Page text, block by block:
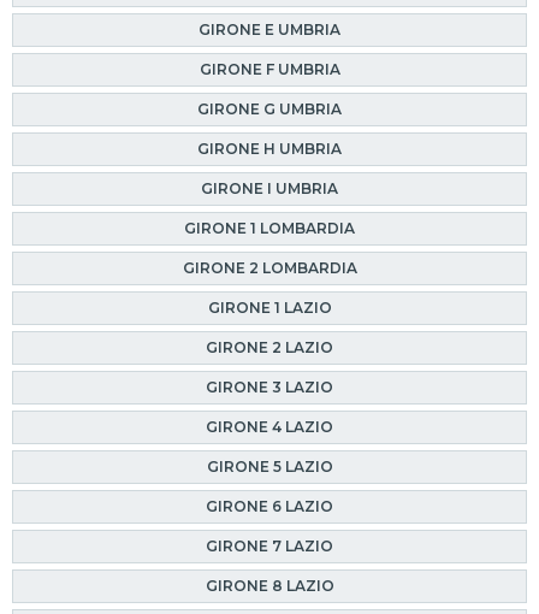
GIRONE E UMBRIA
GIRONE F UMBRIA
GIRONE G UMBRIA
GIRONE H UMBRIA
GIRONE I UMBRIA
GIRONE 1 LOMBARDIA
GIRONE 2 LOMBARDIA
GIRONE 1 LAZIO
GIRONE 2 LAZIO
GIRONE 3 LAZIO
GIRONE 4 LAZIO
GIRONE 5 LAZIO
GIRONE 6 LAZIO
GIRONE 7 LAZIO
GIRONE 8 LAZIO